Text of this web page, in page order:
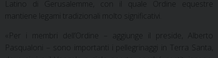
Latino di Gerusalemme, con il quale Ordine equestre
mantiene legami tradizionali molto significativi.
«Per i membri dell’Ordine – aggiunge il preside, Alberto
Pasqualoni – sono importanti i pellegrinaggi in Terra Santa,